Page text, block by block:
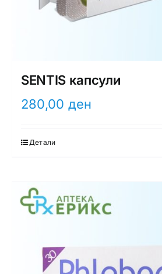
SENTIS капсули
280,00 ден
Детали